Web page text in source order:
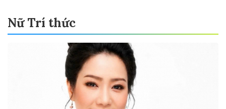
Nữ Trí thức